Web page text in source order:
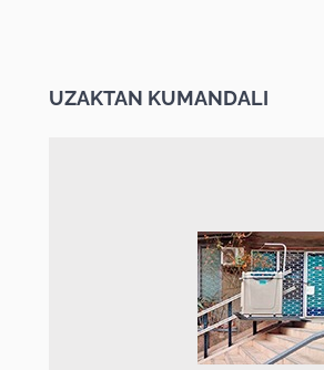
UZAKTAN KUMANDALI